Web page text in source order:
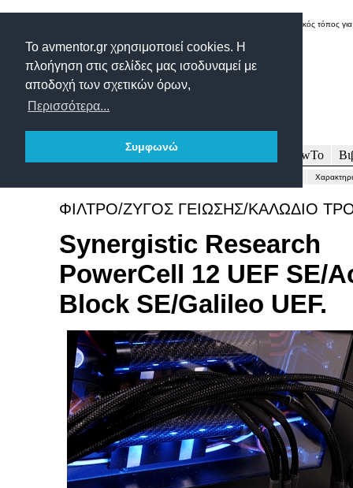
Το avmentor.gr χρησιμοποιεί cookies. Η
πλοήγηση στις σελίδες μας ισοδυναμεί με
αποδοχή των σχετικών όρων,
Περισσότερα...
Συμφωνώ
Δικτυακός τόπος
Δοκιμές Άρθρα HowTo
ΦΙΛΤΡΟ/ΖΥΓΟΣ ΓΕΙΩΣΗΣ/ΚΑΛΩΔΙΟ
Synergistic Research
PowerCell 12 UEF SE/
Block SE/Galileo UEF.